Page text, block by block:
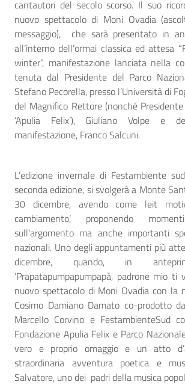
cantautori del secolo scorso. Il suo
nuovo spettacolo di Moni Ovadia
messaggio), che sarà presentato in
all’interno dell’ormai classica ed attesa
winter”, manifestazione lanciata nella
tenuta dal Presidente del Parco
Stefano Pecorella, presso l’Università di
del Magnifico Rettore (nonché
‘Apulia Felix’), Giuliano Volpe e
manifestazione, Franco Salcuni.
L’edizione invernale di Festambiente
seconda edizione, si svolgerà a Monte
30 dicembre, avendo come leit
cambiamento’, proponendo
sull’argomento ma anche importanti
nazionali. Uno degli appuntamenti più
dicembre, quando, in
‘Prapatapumpapumpapà, padrone mio ti
nuovo spettacolo di Moni Ovadia con la
Cosimo Damiano Damato co-prodotto
Marcello Corvino e FestambienteSud
Fondazione Apulia Felix e Parco
vero e proprio omaggio e un atto
straordinaria avventura poetica e
Salvatore, uno dei padri della musica